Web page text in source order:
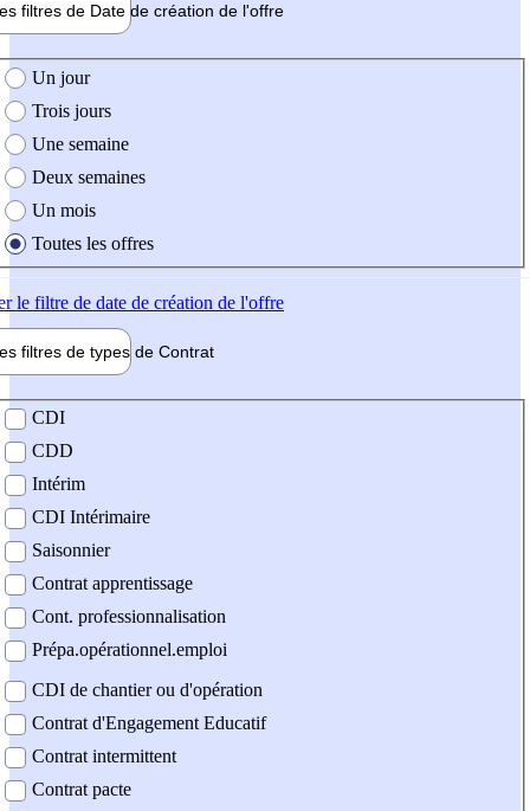
filtres de Date de création de l'offre
création de l'offre
Un jour
Trois jours
Une semaine
Deux semaines
Un mois
Toutes les offres
le filtre de date de création de l'offre
filtres de types de Contrat
contrat
CDI
CDD
Intérim
CDI Intérimaire
Saisonnier
Contrat apprentissage
Cont. professionnalisation
Prépa.opérationnel.emploi
CDI de chantier ou d'opération
Contrat d'Engagement Educatif
Contrat intermittent
Contrat pacte